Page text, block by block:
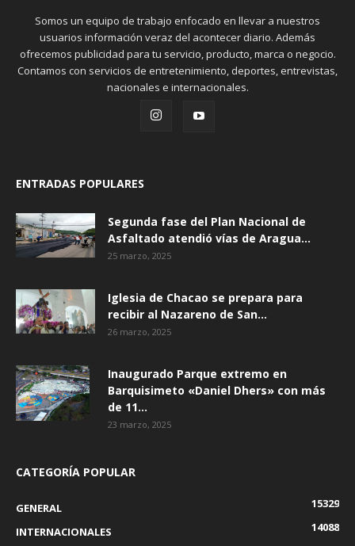
Somos un equipo de trabajo enfocado en llevar a nuestros
usuarios información veraz del acontecer diario. Además
ofrecemos publicidad para tu servicio, producto, marca o negocio.
Contamos con servicios de entretenimiento, deportes, entrevistas,
nacionales e internacionales.
ENTRADAS POPULARES
Segunda fase del Plan Nacional de
Asfaltado atendió vías de Aragua...
25 marzo, 2025
Iglesia de Chacao se prepara para
recibir al Nazareno de San...
26 marzo, 2025
Inaugurado Parque extremo en
Barquisimeto «Daniel Dhers» con más
de 11...
23 marzo, 2025
CATEGORÍA POPULAR
GENERAL
15329
INTERNACIONALES
14088